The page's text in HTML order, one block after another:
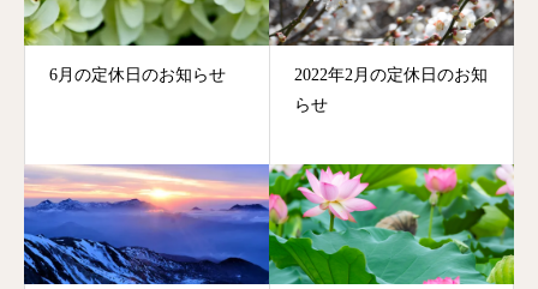
6月の定休日のお知らせ
2022年2月の定休日のお知
らせ